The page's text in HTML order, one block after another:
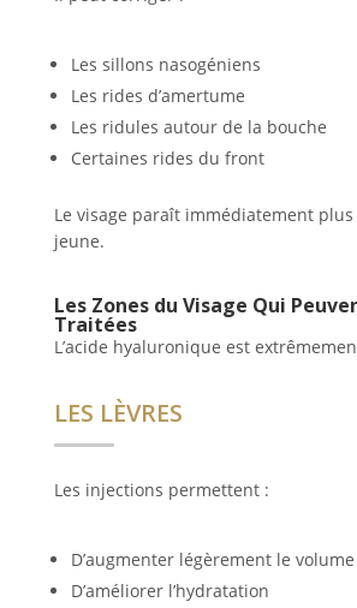
Les sillons nasogéniens
Les rides d’amertume
Les ridules autour de la bouche
Certaines rides du front
Le visage paraît immédiatement
jeune.
Les Zones du Visage Qui
Traitées
L’acide hyaluronique est
LES LÈVRES
Les injections permettent :
D’augmenter légèrement le volume
D’améliorer l’hydratation